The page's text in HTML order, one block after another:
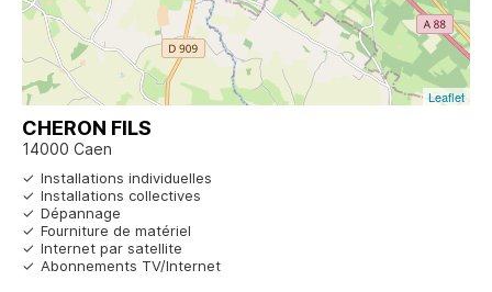
Leaflet
CHERON FILS
14000 Caen
Installations individuelles
Installations collectives
Dépannage
Fourniture de matériel
Internet par satellite
Abonnements TV/Internet